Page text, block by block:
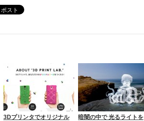
3Dプリンタでオリジナル
暗闇の中で 光るライトを